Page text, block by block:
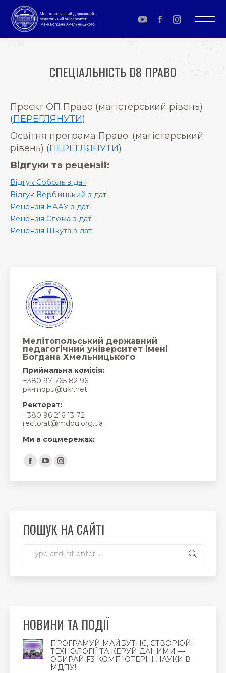
YouTube
page
in
window
Facebook
page
in
window
Instagram
page
window
СПЕЦІАЛЬНІСТЬ D8 ПРАВО
Проєкт ОП Право (магістерський рівень)
(ПЕРЕГЛЯНУТИ)
Освітня програма Право. (магістерський
рівень) (ПЕРЕГЛЯНУТИ)
Відгуки та рецензії:
Відгук Соболь з дат
Відгук Вербицький з дат
Рецензія НААУ з дат
Рецензія Слома з дат
Рецензія Шкута з дат
Мелітопольський державний
педагогічний університет імені
Богдана Хмельницького
Приймальна комісія:
+380 97 765 82 96
pk-mdpu@ukr.net
Ректорат:
+380 96 216 13 72
rectorat@mdpu.org.ua
Ми в соцмережах:
Find us on:
Facebook
page
window
YouTube
page
window
Instagram
page
window
ПОШУК НА САЙТІ
НОВИНИ ТА ПОДІЇ
ПРОГРАМУЙ МАЙБУТНЄ, СТВОРЮЙ
ТЕХНОЛОГІЇ ТА КЕРУЙ ДАНИМИ —
ОБИРАЙ F3 КОМП’ЮТЕРНІ НАУКИ В
МДПУ!